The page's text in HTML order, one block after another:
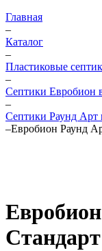
Главная
–
Каталог
–
Пластиковые
–
Септики Евробион
–
Септики Раунд Арт
–Евробион Раунд